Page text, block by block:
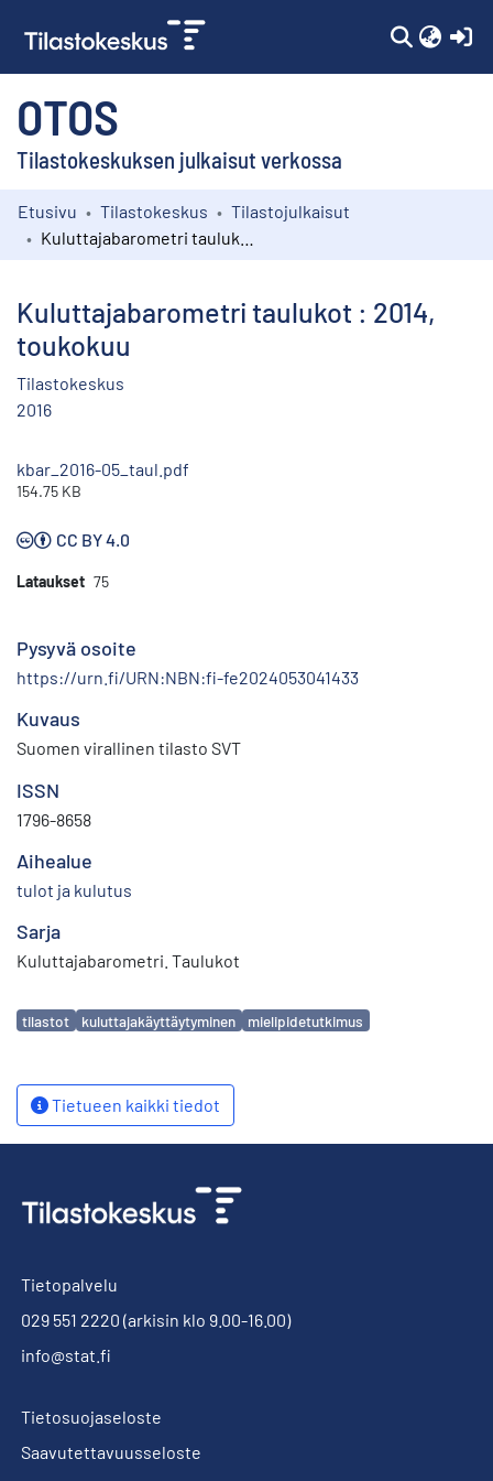
OTOS
Tilastokeskuksen julkaisut verkossa
Kokoelmat
Etusivu Tilastokeskus
Tilastojulkaisut
Kuluttajabarometri taulukot : 2014,
toukokuu
Tilastokeskus
2016
kbar_2016-05_taul.pdf
154.75 KB
CC BY 4.0
Lataukset 75
Pysyvä osoite
https://urn.fi/URN:NBN:fi-fe2024053041433
Kuvaus
Suomen virallinen tilasto SVT
ISSN
1796-8658
Aihealue
tulot ja kulutus
Sarja
Kuluttajabarometri. Taulukot
Avainsanat
tilastot kuluttajakäyttäytyminen mielipidetutkimus
Tietueen kaikki tiedot
Tietopalvelu
029 551 2220 (arkisin klo 9.00-16.00)
info@stat.fi
Tietosuojaseloste
Saavutettavuusseloste